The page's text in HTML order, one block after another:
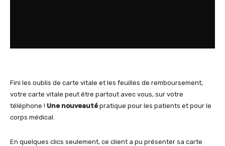
Fini les oublis de carte vitale et les feuilles de remboursement,
votre carte vitale peut être partout avec vous, sur votre
téléphone ! Une nouveauté pratique pour les patients et pour le
corps médical.
En quelques clics seulement, ce client a pu présenter sa carte